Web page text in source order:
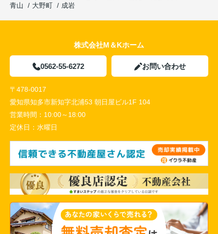
青山
大野町 成岩
株式会社M＆Kホーム
0562-55-6272 お問い合わせ
〒478-0017
愛知県知多市新知字北浦53 朝日屋ビル1F 104
営業時間： 10:00～18:00
定休日： 水曜日